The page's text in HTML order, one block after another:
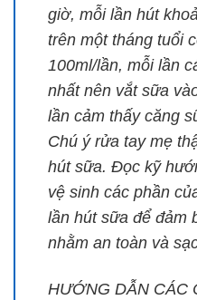
giờ, mỗi lần hút
trên một tháng tuổi
100ml/lần, mỗi lần
nhất nên vắt sữa
lần cảm thấy căng
Chú ý rửa tay mẹ
hút sữa. Đọc kỹ
vệ sinh các phần
lần hút sữa để đảm
nhằm an toàn và
HƯỚNG DẪN CÁC